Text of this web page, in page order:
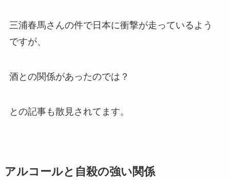
三浦春馬さんの件で日本に衝撃が走っているよう
ですが、
酒との関係があったのでは？
との記事も散見されてます。
アルコールと自殺の強い関係